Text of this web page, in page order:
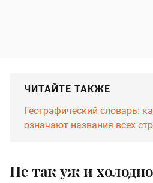
ЧИТАЙТЕ ТАКЖЕ
Географический словарь:
означают названия всех
Не так уж и